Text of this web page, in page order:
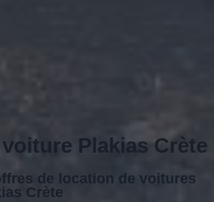
Plakias Crète
de location de voitures
Crète